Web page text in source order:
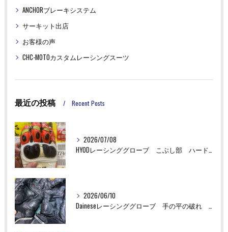
ANCHORブレーキシステム
サーキット出店
お客様の声
CHC-MOTOカスタムレーシングスーツ
最近の投稿 Recent Posts
2026/07/08
HYODレーシンググローブ こぶし部 ハード部品破損 革あてリペア修理
2026/06/10
Daineseレーシンググローブ 手の平の破れ 革あて リペア